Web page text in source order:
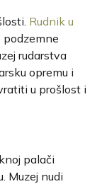
Rudnik u
podzemne
rudarstva
opremu i
u prošlost i
palači
Muzej nudi